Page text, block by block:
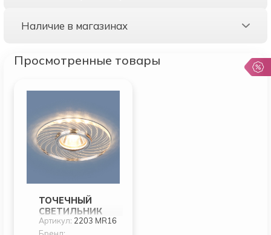
Наличие в магазинах
Просмотренные товары
ТОЧЕЧНЫЙ
СВЕТИЛЬНИК
ELEKTROSTANDAR
Артикул: 2203 MR16